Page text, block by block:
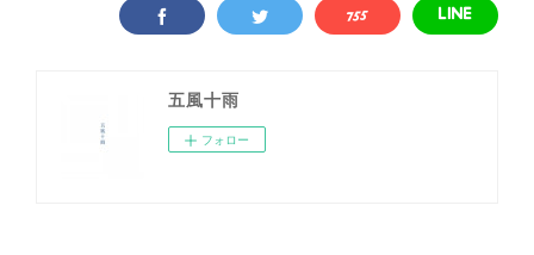
五風十雨
フォロー